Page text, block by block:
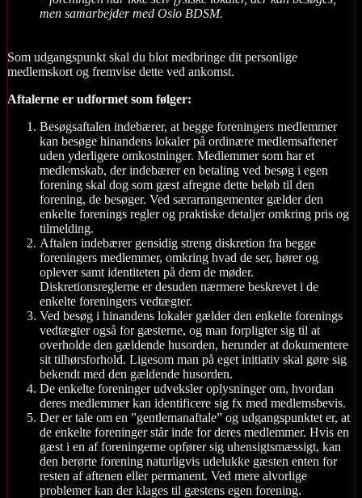
men samarbejder med Oslo BDSM.
Som udgangspunkt skal du blot medbringe dit personlige
medlemskort og fremvise dette ved ankomst.
Aftalerne er udformet som følger:
Besøgsaftalen indebærer, at begge foreningers medlemmer
kan besøge hinandens lokaler på ordinære medlemsaftener
uden yderligere omkostninger. Medlemmer som har et
medlemskab, der indebærer en betaling ved besøg i egen
forening skal dog som gæst afregne dette beløb til den
forening, de besøger. Ved særarrangementer gælder den
enkelte forenings regler og praktiske detaljer omkring pris og
tilmelding.
Aftalen indebærer gensidig streng diskretion fra begge
foreningers medlemmer, omkring hvad de ser, hører og
oplever samt identiteten på dem de møder.
Diskretionsreglerne er desuden nærmere beskrevet i de
enkelte foreningers vedtægter.
Ved besøg i hinandens lokaler gælder den enkelte forenings
vedtægter også for gæsterne, og man forpligter sig til at
overholde den gældende husorden, herunder at dokumentere
sit tilhørsforhold. Ligesom man på eget initiativ skal gøre sig
bekendt med den gældende husorden.
De enkelte foreninger udveksler oplysninger om, hvordan
deres medlemmer kan identificere sig fx med medlemsbevis.
Der er tale om en ”gentlemanaftale” og udgangspunktet er, at
de enkelte foreninger står inde for deres medlemmer. Hvis en
gæst i en af foreningerne opfører sig uhensigtsmæssigt, kan
den berørte forening naturligvis udelukke gæsten enten for
resten af aftenen eller permanent. Ved mere alvorlige
problemer kan der klages til gæstens egen forening.